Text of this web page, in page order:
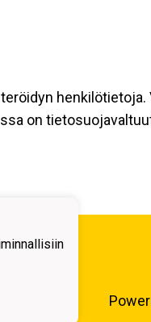
henkilötietoja.
on